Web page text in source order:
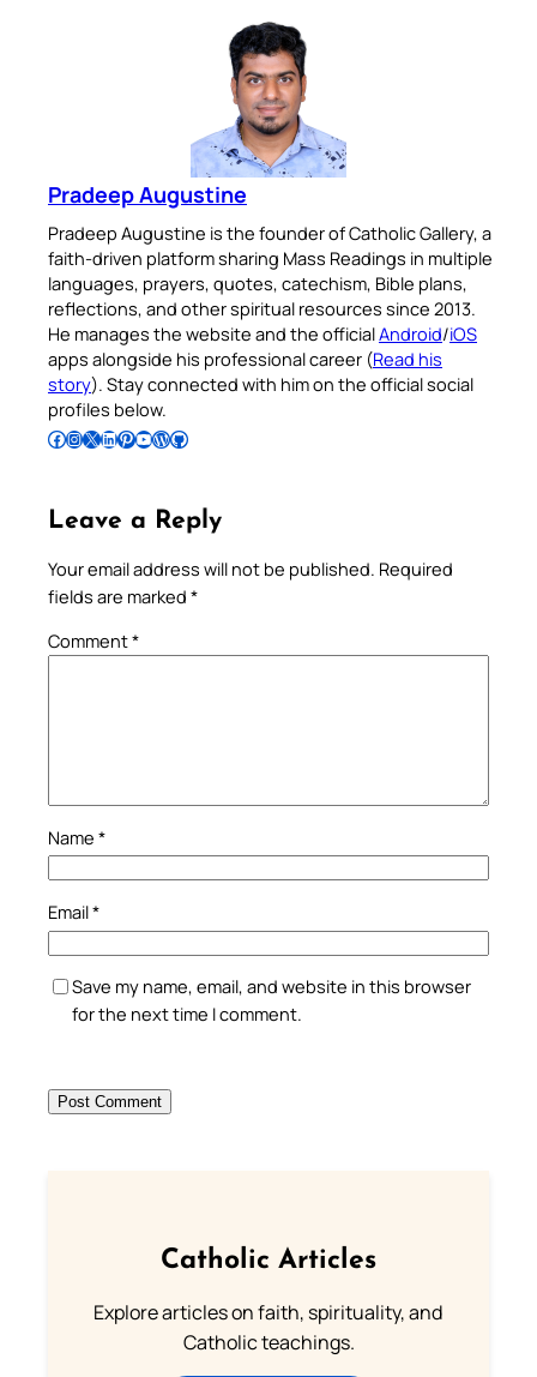
Pradeep Augustine
Pradeep Augustine is the founder of Catholic Gallery, a
faith-driven platform sharing Mass Readings in multiple
languages, prayers, quotes, catechism, Bible plans,
reflections, and other spiritual resources since 2013.
He manages the website and the officialAndroid/iOS
apps alongside his professional career (Read his
story). Stay connected with him on the official social
profiles below.
Follow Pradeep on Facebook Follow Pradeep on InstagramFollow Pradeep on X Follow Pradeep on LinkedIn Follow Pradeep on Pinterest Subscribe to Pradeep’s Youtube Channel Follow Pradeep on WordPress Follow Pradeep on GitHub
Leave a Reply
Your email address will not be published. Required
fields are marked *
Comment*
Name *
Email*
Save my name, email, and website in this browser
for the next time I comment.
Catholic Articles
Explore articles on faith, spirituality, and
Catholic teachings.